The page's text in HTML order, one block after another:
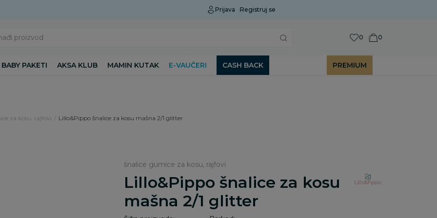
Uobičajeni rok isporuke je 2 do 7 radnih dana!
Prijava Registruj se
proizvod 0 0
BABY PAKETI AKSA KLUB MAMIN KUTAK E-VAUČERI CASH BACK PREMIUM
za kosu, rajfovi Lillo&Pippo šnalice za kosu mašna 2/1 glitter
šnalice gumice za kosu, rajfovi
Lillo&Pippo šnalice za kosu
mašna 2/1 glitter